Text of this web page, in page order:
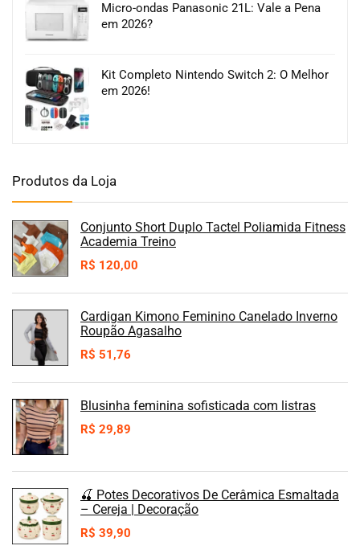
Micro-ondas Panasonic 21L: Vale a Pena
em 2026?
Kit Completo Nintendo Switch 2: O Melhor
em 2026!
Produtos da Loja
Conjunto Short Duplo Tactel Poliamida Fitness
Academia Treino
R$ 120,00
Cardigan Kimono Feminino Canelado Inverno
Roupão Agasalho
R$ 51,76
Blusinha feminina sofisticada com listras
R$ 29,89
🍒 Potes Decorativos De Cerâmica Esmaltada
– Cereja | Decoração
R$ 39,90